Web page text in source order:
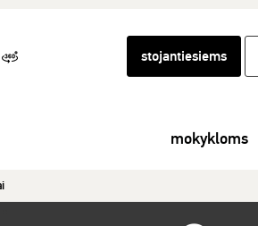
stojantiesiems
mokykloms